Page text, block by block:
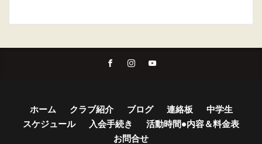
ホーム クラブ紹介 ブログ 連絡板
中学生
スケジュール
入会手続き
活動時間•内容＆料金表
お問合せ